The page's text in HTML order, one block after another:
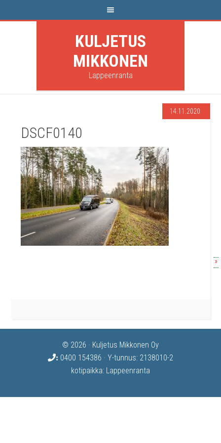
KULJETUS
MIKKONEN
Lappeenranta
14.11.2020
DSCF0140
© 2026 · Kuljetus Mikkonen Oy
: 0400 154386 · Y-tunnus: 2138010-2
kotipaikka: Lappeenranta
»